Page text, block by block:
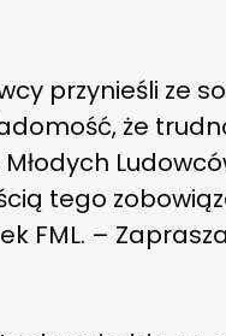
przynieśli ze
że
tego
FML. –